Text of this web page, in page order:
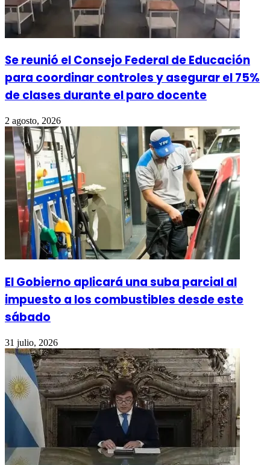
Se reunió el Consejo Federal de Educación
para coordinar controles y asegurar el 75%
de clases durante el paro docente
2 agosto, 2026
El Gobierno aplicará una suba parcial al
impuesto a los combustibles desde este
sábado
31 julio, 2026